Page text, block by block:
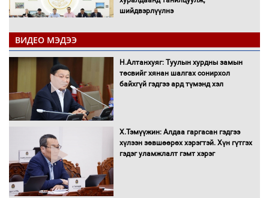
шийдвэрлүүлнэ
эрэгтэйчүүдийн волейболын тэмцээнд
оролцож байгаа баг тамирчдад
амжилт хүслээ
Автобензин, дизель түлшний онцгой
албан татварыг тэглэлээ
ВИДЕО МЭДЭЭ
Н.Алтанхуяг: Туулын хурдны замын
төсвийг хянан шалгах сонирхол
байхгүй гэдгээ ард түмэнд хэл
Х.Тэмүүжин: Алдаа гаргасан гэдгээ
хүлээн зөвшөөрөх хэрэгтэй. Хүн гүтгэх
гэдэг уламжлалт гэмт хэрэг